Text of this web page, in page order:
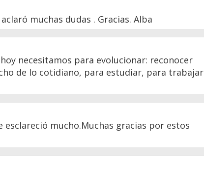
muchas dudas . Gracias. Alba
necesitamos para evolucionar: reconocer
de lo cotidiano, para estudiar, para trabajar
mucho.Muchas gracias por estos